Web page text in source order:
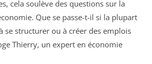
cela soulève des questions sur la
Que se passe-t-il si la plupart
se structurer ou à créer des emplois
Thierry, un expert en économie